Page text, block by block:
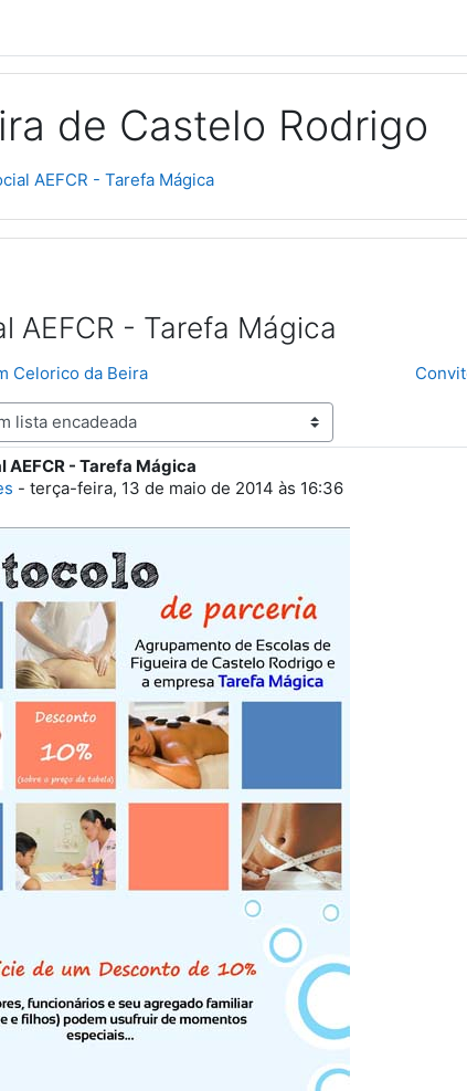
de Castelo Rodrigo
AEFCR - Tarefa Mágica
AEFCR - Tarefa Mágica
Celorico da Beira
AEFCR - Tarefa Mágica
- terça-feira, 13 de maio de 2014 às 16:36
0